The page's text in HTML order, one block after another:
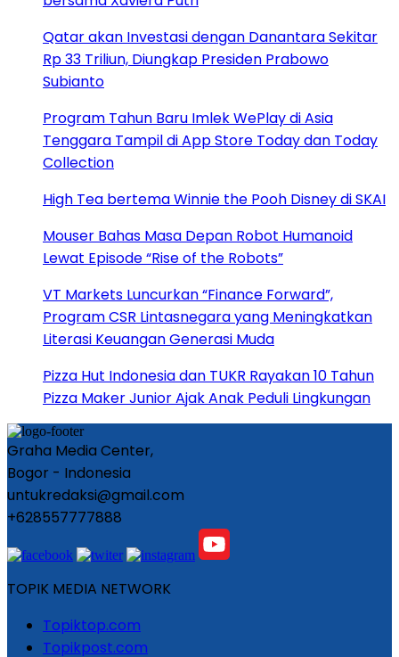
Qatar akan Investasi dengan Danantara Sekitar
Rp 33 Triliun, Diungkap Presiden Prabowo
Subianto
Program Tahun Baru Imlek WePlay di Asia
Tenggara Tampil di App Store Today dan Today
Collection
High Tea bertema Winnie the Pooh Disney di SKAI
Mouser Bahas Masa Depan Robot Humanoid
Lewat Episode “Rise of the Robots”
VT Markets Luncurkan “Finance Forward”,
Program CSR Lintasnegara yang Meningkatkan
Literasi Keuangan Generasi Muda
Pizza Hut Indonesia dan TUKR Rayakan 10 Tahun
Pizza Maker Junior Ajak Anak Peduli Lingkungan
Graha Media Center,
Bogor - Indonesia
untukredaksi@gmail.com
+628557777888
TOPIK MEDIA NETWORK
Topiktop.com
Topikpost.com